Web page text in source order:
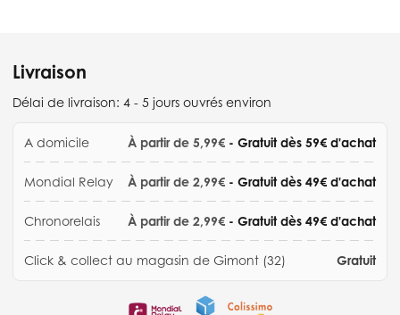
Livraison
Délai de livraison: 4 - 5 jours ouvrés environ
A domicile À partir de 5,99€ - Gratuit dès 59€ d'achat
Mondial Relay À partir de 2,99€ - Gratuit dès 49€ d'achat
Chronorelais À partir de 2,99€ - Gratuit dès 49€ d'achat
Click & collect au magasin de Gimont (32) Gratuit